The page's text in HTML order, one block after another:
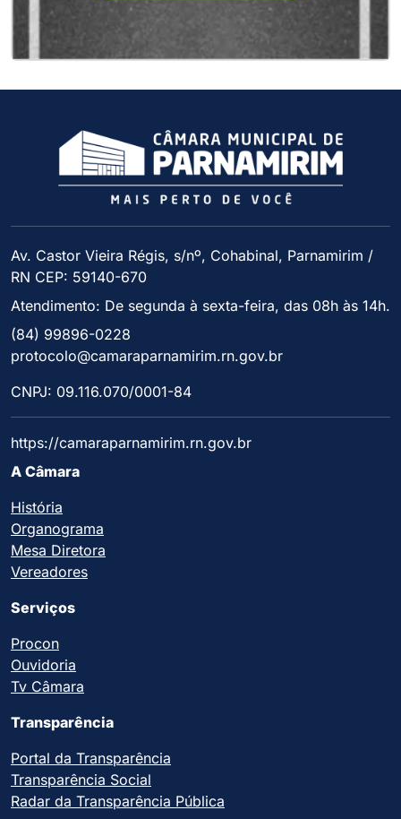
Av. Castor Vieira Régis, s/nº, Cohabinal, Parnamirim /
RN CEP: 59140-670
Atendimento: De segunda à sexta-feira, das 08h às 14h.
(84) 99896-0228
protocolo@camaraparnamirim.rn.gov.br
CNPJ: 09.116.070/0001-84
https://camaraparnamirim.rn.gov.br
A Câmara
História
Organograma
Mesa Diretora
Vereadores
Serviços
Procon
Ouvidoria
Tv Câmara
Transparência
Portal da Transparência
Transparência Social
Radar da Transparência Pública